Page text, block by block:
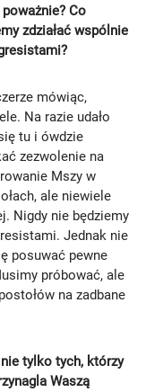
Co
zdziałać wspólnie
mówiąc,
Na razie udało
tu i ówdzie
zezwolenie na
Mszy w
ale niewiele
Nigdy nie będziemy
Jednak nie
posuwać pewne
próbować, ale
na zadbane
tylko tych, którzy
Waszą